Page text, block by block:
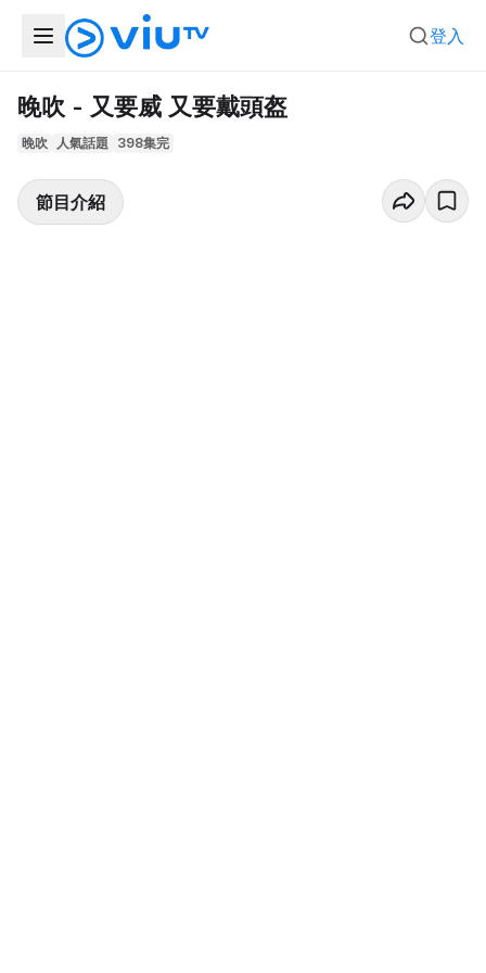
登入
晚吹 - 又要威 又要戴頭盔
晚吹 人氣話題 398集完
節目介紹